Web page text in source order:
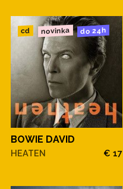
cd novinka do 24h
BOWIE DAVID
HEATEN € 17